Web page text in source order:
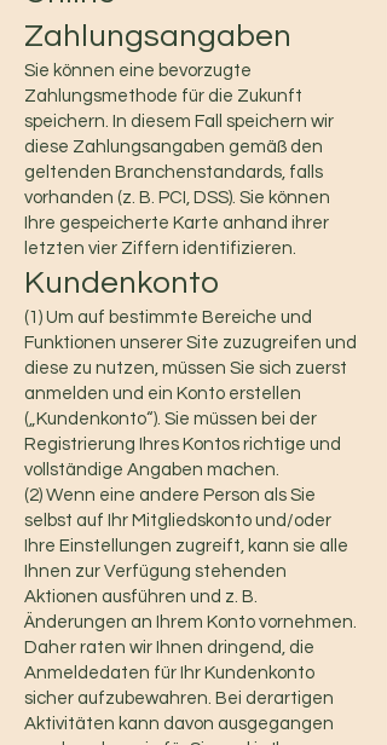
Zahlungsangaben
Sie können eine bevorzugte
Zahlungsmethode für die Zukunft
speichern. In diesem Fall speichern wir
diese Zahlungsangaben gemäß den
geltenden Branchenstandards, falls
vorhanden (z. B. PCI, DSS). Sie können
Ihre gespeicherte Karte anhand ihrer
letzten vier Ziffern identifizieren.
Kundenkonto
(1) Um auf bestimmte Bereiche und
Funktionen unserer Site zuzugreifen und
diese zu nutzen, müssen Sie sich zuerst
anmelden und ein Konto erstellen
(„Kundenkonto“). Sie müssen bei der
Registrierung Ihres Kontos richtige und
vollständige Angaben machen.
(2) Wenn eine andere Person als Sie
selbst auf Ihr Mitgliedskonto und/oder
Ihre Einstellungen zugreift, kann sie alle
Ihnen zur Verfügung stehenden
Aktionen ausführen und z. B.
Änderungen an Ihrem Konto vornehmen.
Daher raten wir Ihnen dringend, die
Anmeldedaten für Ihr Kundenkonto
sicher aufzubewahren. Bei derartigen
Aktivitäten kann davon ausgegangen